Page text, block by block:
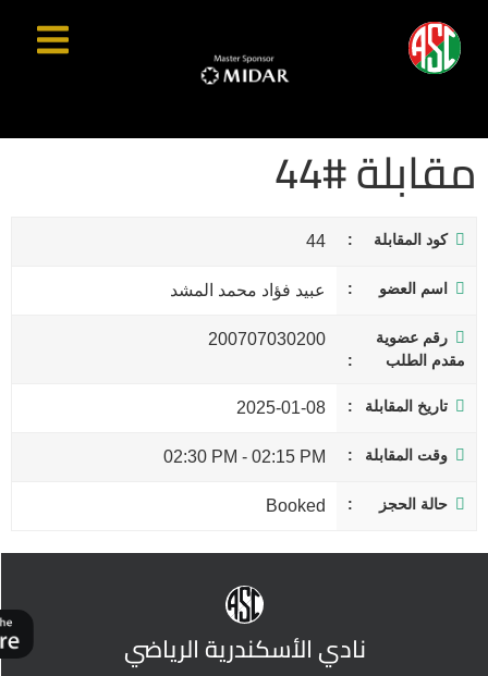
مقابلة #44
كود المقابلة 44
اسم العضو عبيد فؤاد محمد المشد
رقم عضوية
مقدم الطلب
200707030200
تاريخ المقابلة 2025-01-08
وقت المقابلة 02:15 PM
-
02:30 PM
حالة الحجز Booked
نادي الأسكندرية الرياضي